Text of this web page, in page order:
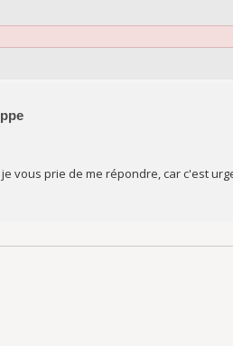
vous prie de me répondre, car c'est